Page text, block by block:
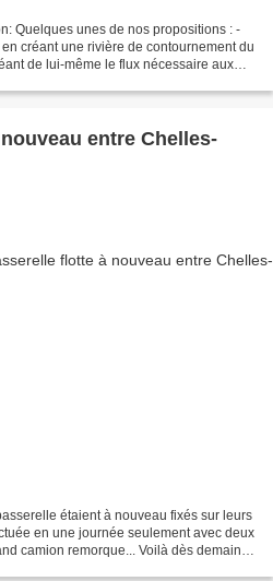
Quelques unes de nos propositions : -
créant une rivière de contournement du
de lui-même le flux nécessaire aux
entre Chelles-
étaient à nouveau fixés sur leurs
en une journée seulement avec deux
camion remorque... Voilà dès demain